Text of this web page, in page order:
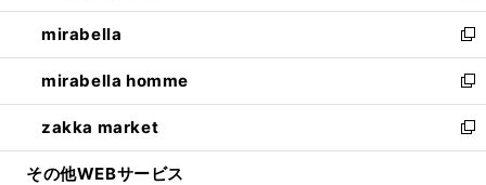
開
く
ウ
で
開
く
ン
ド
ウ
で
開
く
ウ
ィ
ン
ド
ウ
で
開
し
い
ウ
ィ
ン
ド
ウ
mirabella
新
し
い
ウ
ィ
ン
mirabella homme
新
し
い
ウ
zakka market
新
し
その他WEBサービス